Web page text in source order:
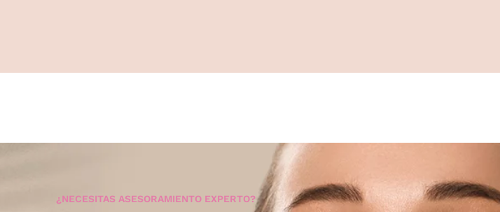
¿NECESITAS ASESORAMIENTO EXPERTO?